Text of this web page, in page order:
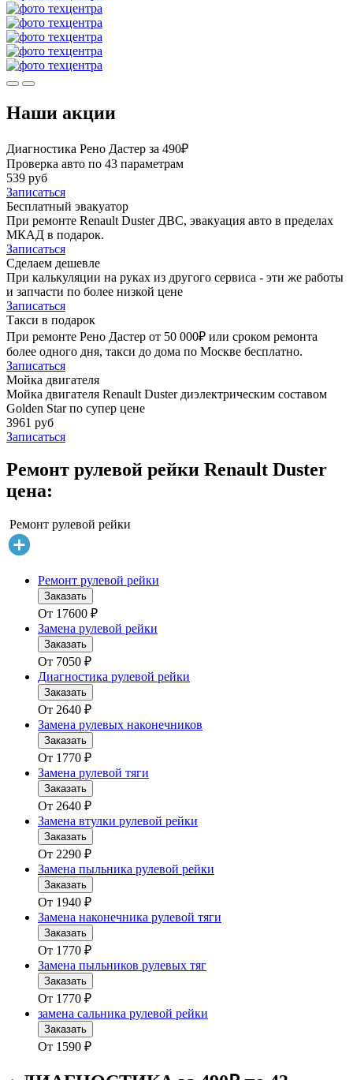
Наши акции
Диагностика Рено Дастер за 490₽
Проверка авто по 43 параметрам
539 руб
Записаться
Бесплатный эвакуатор
При ремонте Renault Duster ДВС, эвакуация авто в пределах
МКАД в подарок.
Записаться
Сделаем дешевле
При калькуляции на руках из другого сервиса - эти же работы
и запчасти по более низкой цене
Записаться
Такси в подарок
При ремонте Рено Дастер от 50 000₽ или сроком ремонта
более одного дня, такси до дома по Москве бесплатно.
Записаться
Мойка двигателя
Мойка двигателя Renault Duster диэлектрическим составом
Golden Star по супер цене
3961 руб
Записаться
Ремонт рулевой рейки Renault Duster
цена:
Ремонт рулевой рейки
Ремонт рулевой рейки
Заказать
От 17600 ₽
Замена рулевой рейки
Заказать
От 7050 ₽
Диагностика рулевой рейки
Заказать
От 2640 ₽
Замена рулевых наконечников
Заказать
От 1770 ₽
Замена рулевой тяги
Заказать
От 2640 ₽
Замена втулки рулевой рейки
Заказать
От 2290 ₽
Замена пыльника рулевой рейки
Заказать
От 1940 ₽
Замена наконечника рулевой тяги
Заказать
От 1770 ₽
Замена пыльников рулевых тяг
Заказать
От 1770 ₽
замена сальника рулевой рейки
Заказать
От 1590 ₽